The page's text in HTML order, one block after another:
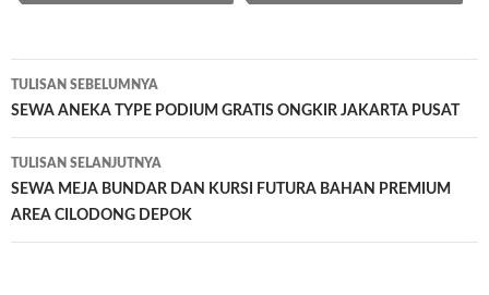
Navigasi
Tulisan
TULISAN SEBELUMNYA
SEWA ANEKA TYPE PODIUM GRATIS ONGKIR JAKARTA PUSAT
TULISAN SELANJUTNYA
SEWA MEJA BUNDAR DAN KURSI FUTURA BAHAN PREMIUM
AREA CILODONG DEPOK